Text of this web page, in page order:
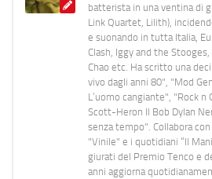
batterista in una ventina di
Link Quartet, Lilith),
e suonando in tutta Italia,
Clash, Iggy and the
Chao etc. Ha scritto una
vivo dagli anni 80", "Mod
L’uomo cangiante", "Rock n
Scott-Heron Il Bob Dylan
senza tempo". Collabora con
"Vinile" e i quotidiani “Il
giurati del Premio Tenco e
anni aggiorna